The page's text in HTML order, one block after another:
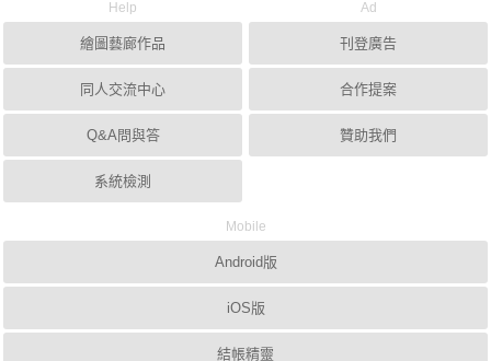
Help
繪圖藝廊作品
同人交流中心
Q&A問與答
系統檢測
Ad
刊登廣告
合作提案
贊助我們
Mobile
Android版
iOS版
結帳精靈